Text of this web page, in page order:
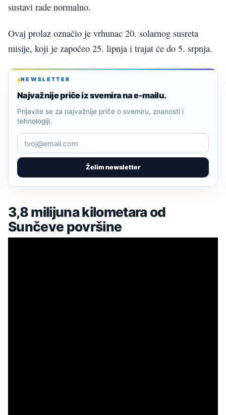
sustavi rade normalno.
Ovaj prolaz označio je vrhunac 20. solarnog susreta
misije, koji je započeo 25. lipnja i trajat će do 5. srpnja.
NEWSLETTER
Najvažnije priče iz svemira na e-mailu.
Želim newsletter
Prijavite se za najvažnije priče o svemiru, znanosti i
tehnologiji.
3,8 milijuna kilometara od
Sunčeve površine